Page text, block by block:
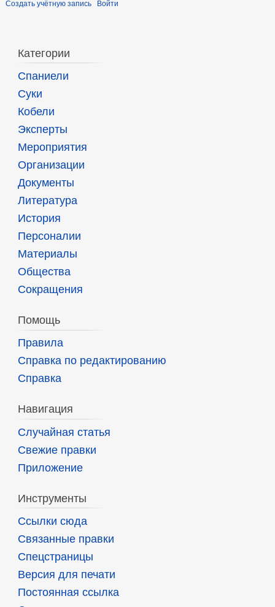
Создать учётную запись Войти
Категории
Спаниели
Суки
Кобели
Эксперты
Мероприятия
Организации
Документы
Литература
История
Персоналии
Материалы
Общества
Сокращения
Помощь
Правила
Справка по редактированию
Справка
Навигация
Случайная статья
Свежие правки
Приложение
Инструменты
Ссылки сюда
Связанные правки
Спецстраницы
Версия для печати
Постоянная ссылка